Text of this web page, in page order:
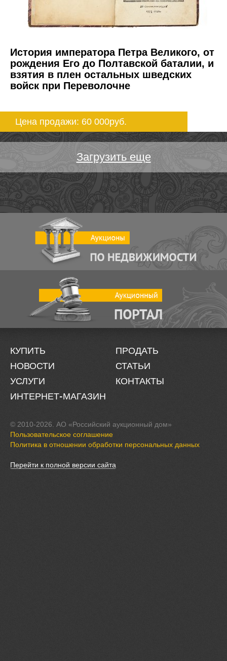
История императора Петра Великого, от
рождения Его до Полтавской баталии, и
взятия в плен остальных шведских
войск при Переволочне
Цена продажи: 60 000руб.
Загрузить еще
КУПИТЬ
ПРОДАТЬ
НОВОСТИ
СТАТЬИ
УСЛУГИ
КОНТАКТЫ
ИНТЕРНЕТ-МАГАЗИН
© 2010-2026. АО «Российский аукционный дом»
Пользовательское соглашение
Политика в отношении обработки персональных данных
Перейти к полной версии сайта